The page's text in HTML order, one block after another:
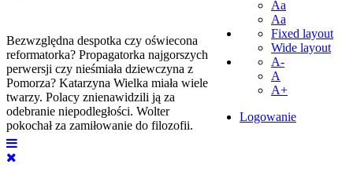
Aa
Aa
Fixed layout
Wide layout
A-
A
A+
Logowanie
Bezwzględna despotka czy oświecona
reformatorka? Propagatorka najgorszych
perwersji czy nieśmiała dziewczyna z
Pomorza? Katarzyna Wielka miała wiele
twarzy. Polacy znienawidzili ją za
odebranie niepodległości. Wolter
pokochał za zamiłowanie do filozofii.